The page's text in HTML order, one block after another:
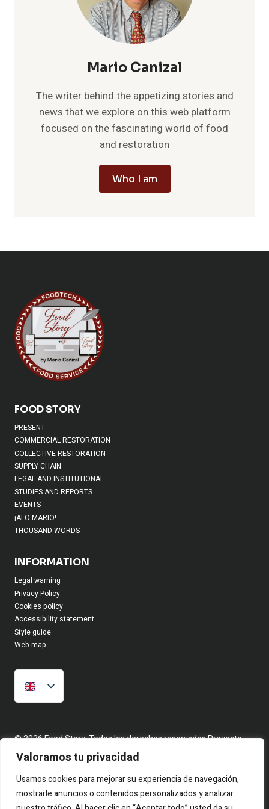
Valoramos tu privacidad
Usamos cookies para mejorar su experiencia de navegación,
mostrarle anuncios o contenidos personalizados y analizar
Mario Canizal
The writer behind the appetizing stories and
news that we explore on this web platform
focused on the fascinating world of food
and restoration
Who I am
FOOD STORY
PRESENT
COMMERCIAL RESTORATION
COLLECTIVE RESTORATION
SUPPLY CHAIN
LEGAL AND INSTITUTIONAL
STUDIES AND REPORTS
EVENTS
¡ALO MARIO!
THOUSAND WORDS
INFORMATION
Legal warning
Privacy Policy
Cookies policy
Accessibility statement
Style guide
Web map
© 2026 Food Story, Todos los derechos reservados.Proyecto
editorial independiente. Las firmas corresponden a identidades
creativas bajo seudónimo. Contenidos elaborados a partir de
hechos reales y fuentes públicas.